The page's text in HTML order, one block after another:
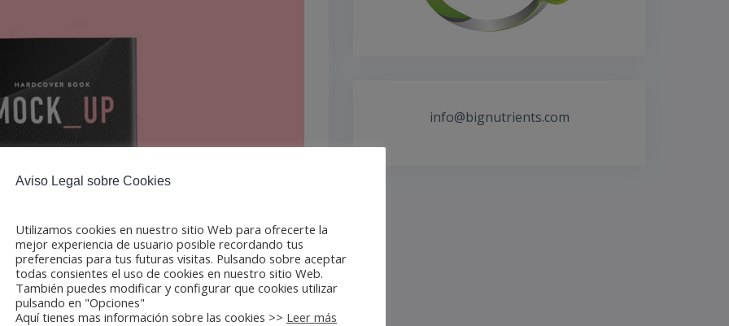
info@bignutrients.com
Aviso Legal sobre Cookies
Utilizamos cookies en nuestro sitio Web para ofrecerte la
mejor experiencia de usuario posible recordando tus
preferencias para tus futuras visitas. Pulsando sobre aceptar
todas consientes el uso de cookies en nuestro sitio Web.
También puedes modificar y configurar que cookies utilizar
pulsando en "Opciones"
Aquí tienes mas información sobre las cookies >> Leer más